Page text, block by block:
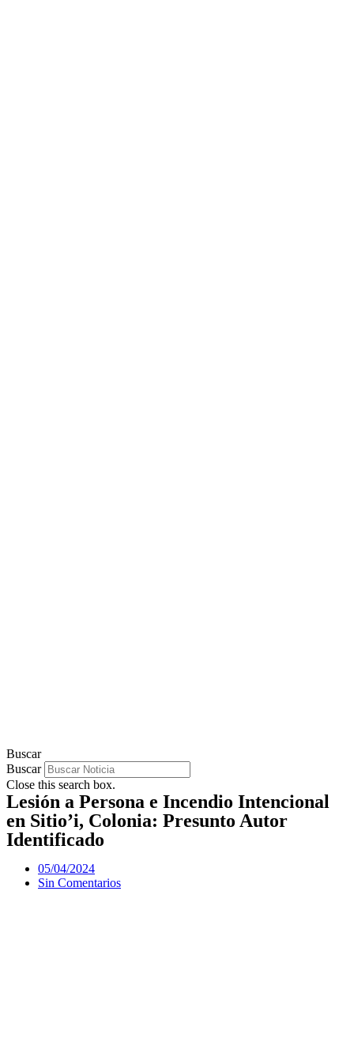
Buscar
Buscar
Close this search box.
Lesión a Persona e Incendio Intencional
en Sitio’i, Colonia: Presunto Autor
Identificado
05/04/2024
Sin Comentarios